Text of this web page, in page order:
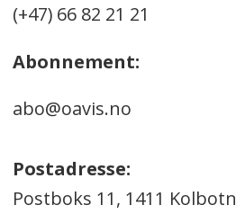
(+47) 66 82 21 21
Abonnement:
abo@oavis.no
Postadresse:
Postboks 11, 1411 Kolbotn